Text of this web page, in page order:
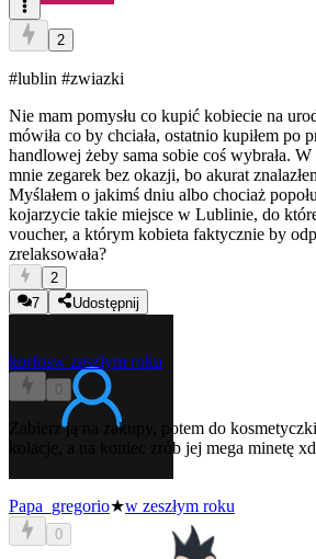
2
#lublin #zwiazki
Nie mam pomysłu co kupić kobiecie na
mówiła co by chciała, ostatnio kupiłem po
handlowej żeby sama sobie coś wybrała. W
mnie zegarek bez okazji, bo akurat
Myślałem o jakimś dniu albo chociaż
kojarzycie takie miejsce w Lublinie, do
voucher, a którym kobieta faktycznie by
zrelaksowała?
2
7
Udostępnij
korfosw zeszłym roku
0
Zabierz ją na zakupy, potem do
kolację, a na koniec zrób jej mega minetę xd
Papa_gregorio★w zeszłym roku
0